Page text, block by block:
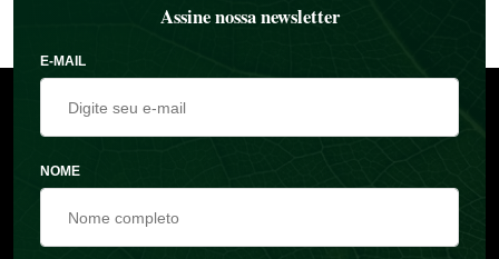
Assine nossa newsletter
E-MAIL
NOME